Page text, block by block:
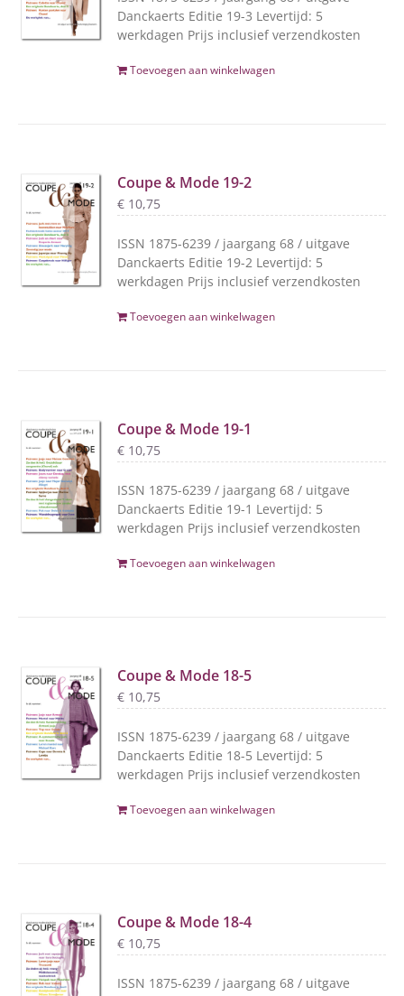
Danckaerts Editie 19-3 Levertijd: 5
werkdagen Prijs inclusief verzendkosten
Toevoegen aan winkelwagen
Coupe & Mode 19-2
€ 10,75
ISSN 1875-6239 / jaargang 68 / uitgave
Danckaerts Editie 19-2 Levertijd: 5
werkdagen Prijs inclusief verzendkosten
Toevoegen aan winkelwagen
Coupe & Mode 19-1
€ 10,75
ISSN 1875-6239 / jaargang 68 / uitgave
Danckaerts Editie 19-1 Levertijd: 5
werkdagen Prijs inclusief verzendkosten
Toevoegen aan winkelwagen
Coupe & Mode 18-5
€ 10,75
ISSN 1875-6239 / jaargang 68 / uitgave
Danckaerts Editie 18-5 Levertijd: 5
werkdagen Prijs inclusief verzendkosten
Toevoegen aan winkelwagen
Coupe & Mode 18-4
€ 10,75
ISSN 1875-6239 / jaargang 68 / uitgave